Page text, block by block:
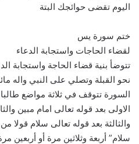
اليوم تقضى حوائجك البتة
ختم سورة يس
لقضاء الحاجات واستجابة الدعاء
تتوضأ بنية قضاء الحاجة واستجابة
نحو القبلة وتصلي على النبي واله
السورة تتوقف في ثلاثة مواضع
الاولى بعد قوله تعالى امام مبين
والثالثة بعد قوله تعالى سلام قولا
سلام” أربعة وثلاثين مرة أو أربعين